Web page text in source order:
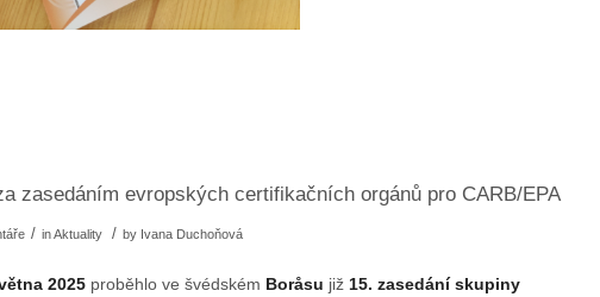
zasedáním evropských certifikačních orgánů pro CARB/EPA
/ inAktuality / by Ivana Duchoňová
2025 proběhlo ve švédském Boråsu již 15. zasedání skupiny